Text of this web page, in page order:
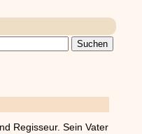
Regisseur. Sein Vater